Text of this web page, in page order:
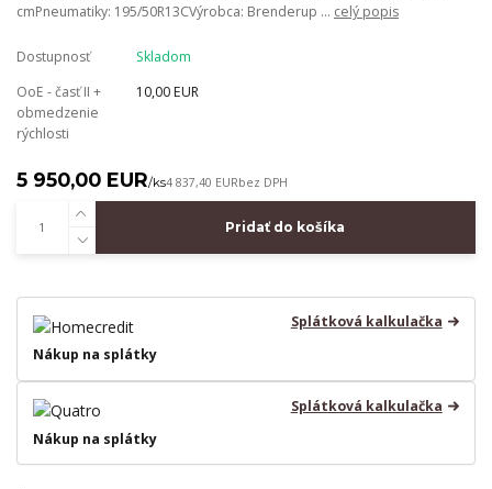
cmPneumatiky: 195/50R13CVýrobca: Brenderup ... celý popis
Dostupnosť
Skladom
OoE - časť II +
obmedzenie
rýchlosti
10,00 EUR
5 950,00 EUR/ks4 837,40 EURbez DPH
Pridať do košíka
Splátková kalkulačka
Nákup na splátky
Splátková kalkulačka
Nákup na splátky